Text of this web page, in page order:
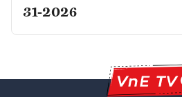
31-2026